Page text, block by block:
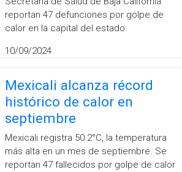
reportan 47 defunciones por golpe de
calor en la capital del estado.
10/09/2024
Mexicali alcanza récord
histórico de calor en
septiembre
Mexicali registra 50.2°C, la temperatura
más alta en un mes de septiembre. Se
reportan 47 fallecidos por golpe de calor